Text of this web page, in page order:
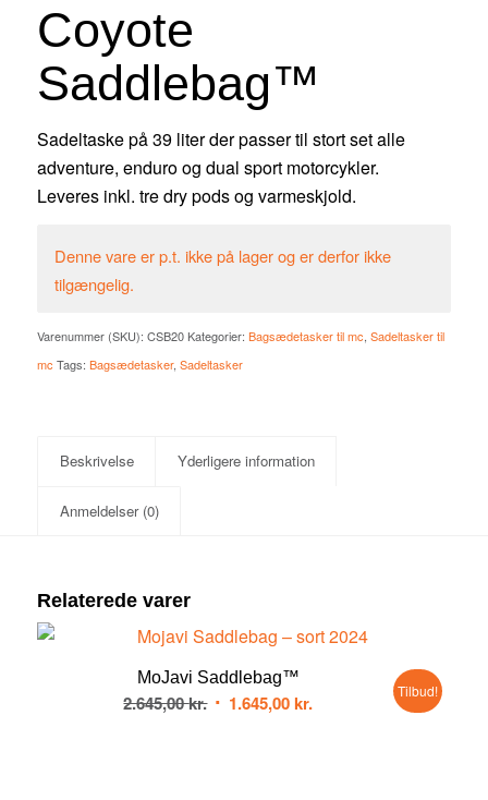
Coyote
Saddlebag™
Sadeltaske på 39 liter der passer til stort set alle
adventure, enduro og dual sport motorcykler.
Leveres inkl. tre dry pods og varmeskjold.
Denne vare er p.t. ikke på lager og er derfor ikke
tilgængelig.
Varenummer (SKU): CSB20 Kategorier: Bagsædetasker til mc Sadeltasker til
mc Tags: Bagsædetasker, Sadeltasker
Beskrivelse Yderligere information
Anmeldelser (0)
Relaterede varer
4.00
MoJavi Saddlebag™
2.645,00kr. Den1.645,00kr.
Tilbud!